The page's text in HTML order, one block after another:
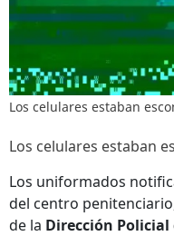
Los celulares estaban
Los celulares estaban
Los uniformados
del centro
de la Dirección Policial